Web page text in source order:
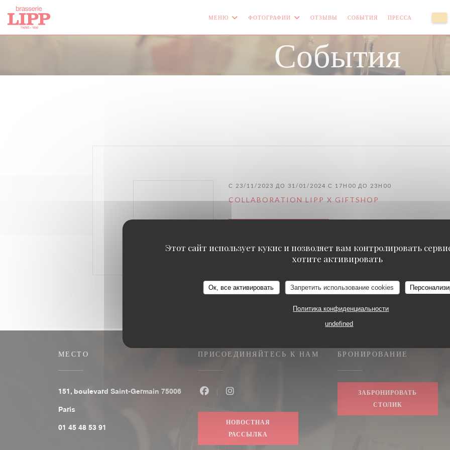
Панель управления cookies
Этот сайт использует кукис и позволяет вам контролировать
хотите активировать
Ок, все активировать Запретить использование cookies
Политика конфиденциальности
undefined
МЕНЮ ФОТОГРАФИИ ОТЗЫВЫ СОБЫТИЯ ПРЕССА
События
С 23/11/2023 ДО 31/01/2024 С 17H00 ДО 23H00
COLLABORATION LIPP X GIFTSHOP
МЕСТО
151, boulevard Saint-Germain 75006
Paris((открывается в новом окне))
01 45 48 53 91
ПРИСОЕДИНЯЙТЕСЬ К НАМ
НОВОСТНАЯ
РАССЫЛКА
БРОНИРОВАНИЕ
ЗАБРОНИРОВАТЬ
СТОЛИК